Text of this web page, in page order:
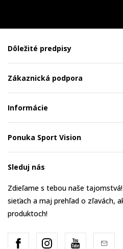
Dôležité predpisy
Zákaznická podpora
Informácie
Ponuka Sport Vision
Sleduj nás
Zdieľame s tebou naše
sieťach a maj prehľad o zľavách,
produktoch!